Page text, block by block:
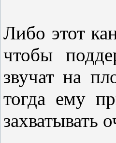
Либо этот
чтобы
звучат на
тогда ему
захватывать